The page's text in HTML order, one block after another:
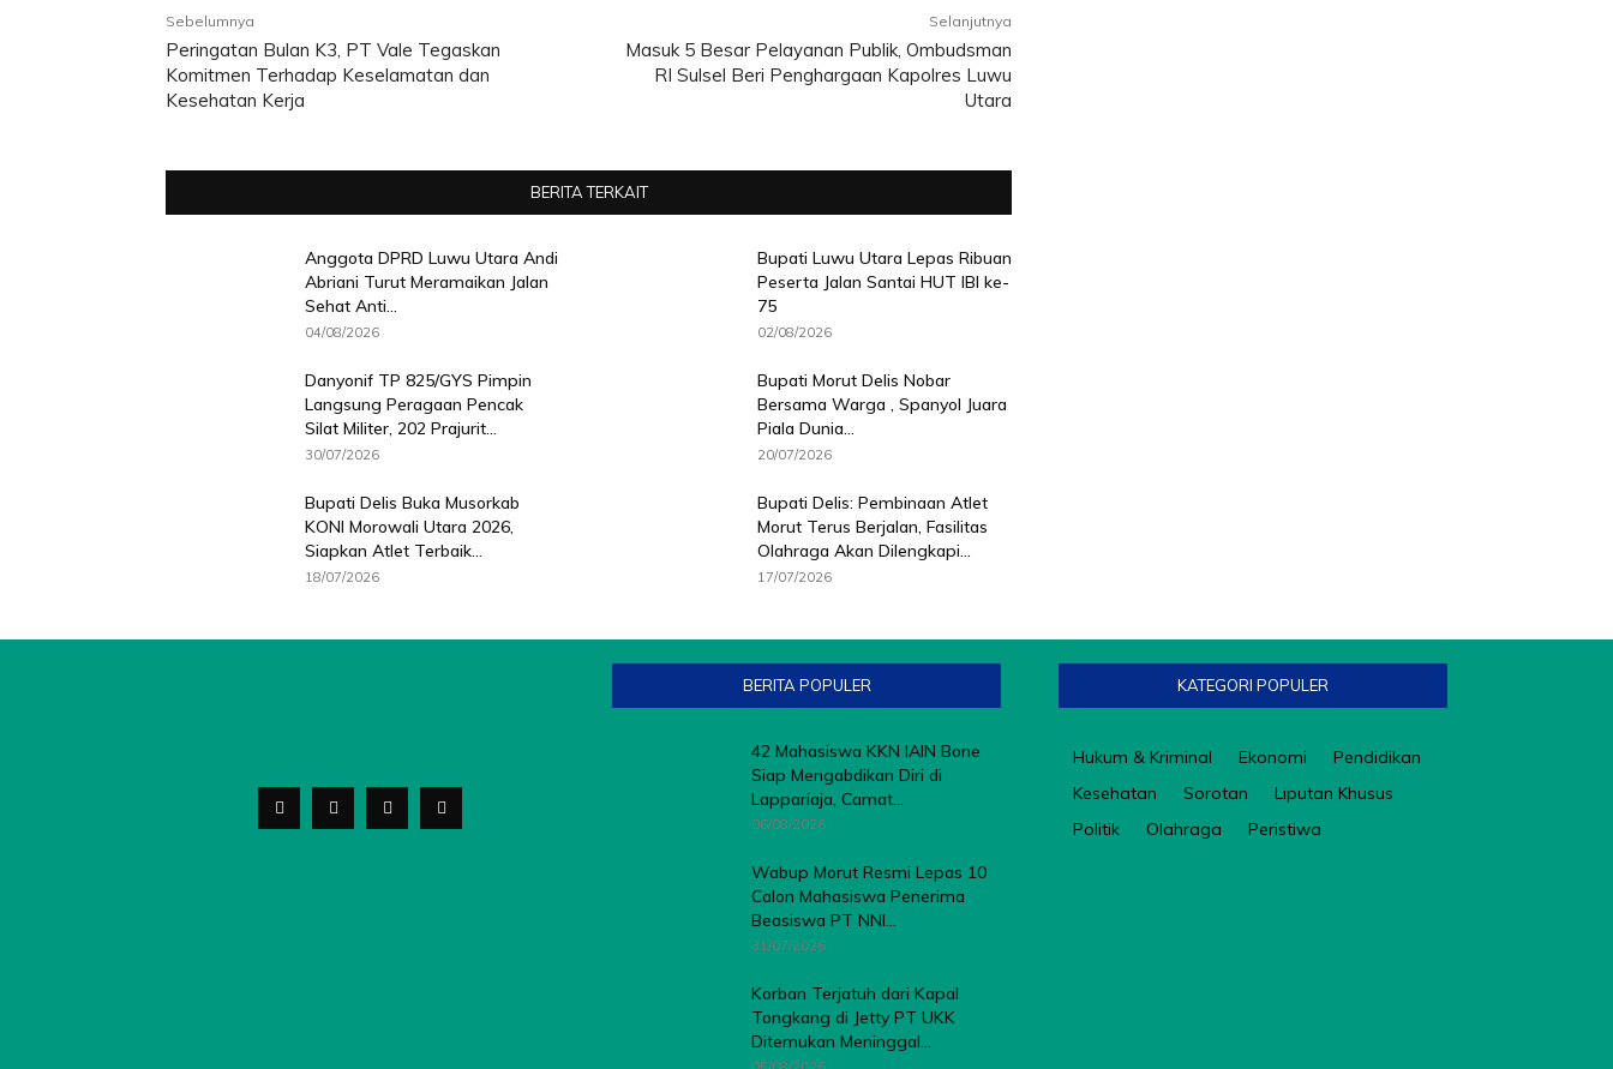
Sebelumnya
Peringatan Bulan K3, PT Vale Tegaskan
Komitmen Terhadap Keselamatan dan
Kesehatan Kerja
Selanjutnya
Masuk 5 Besar Pelayanan Publik, Ombudsman
RI Sulsel Beri Penghargaan Kapolres Luwu
Utara
BERITA TERKAIT
Anggota DPRD Luwu Utara Andi
Abriani Turut Meramaikan Jalan
Sehat Anti...
04/08/2026
Bupati Luwu Utara Lepas Ribuan
Peserta Jalan Santai HUT IBI ke-
75
02/08/2026
Danyonif TP 825/GYS Pimpin
Langsung Peragaan Pencak
Silat Militer, 202 Prajurit...
30/07/2026
Bupati Morut Delis Nobar
Bersama Warga , Spanyol Juara
Piala Dunia...
20/07/2026
Bupati Delis Buka Musorkab
KONI Morowali Utara 2026,
Siapkan Atlet Terbaik...
18/07/2026
Bupati Delis: Pembinaan Atlet
Morut Terus Berjalan, Fasilitas
Olahraga Akan Dilengkapi...
17/07/2026
BERITA POPULER
42 Mahasiswa KKN IAIN Bone
Siap Mengabdikan Diri di
Lappariaja, Camat...
06/08/2026
Wabup Morut Resmi Lepas 10
Calon Mahasiswa Penerima
Beasiswa PT NNI...
31/07/2026
Korban Terjatuh dari Kapal
Tongkang di Jetty PT UKK
Ditemukan Meninggal...
KATEGORI POPULER
Hukum & Kriminal Ekonomi
Pendidikan
Kesehatan
Sorotan
Liputan Khusus
Politik
Olahraga Peristiwa